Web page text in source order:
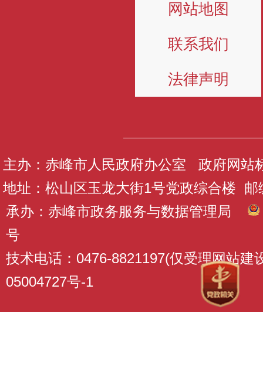
网站地图
联系我们
法律声明
主办：赤峰市人民政府办公室 政府网站
地址：松山区玉龙大街1号党政综合楼 邮
承办：赤峰市政务服务与数据管理局
号
技术电话：0476-8821197(仅受理网站建
05004727号-1